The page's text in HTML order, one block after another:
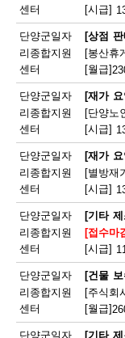
센터
[시급]
단양군일자
리종합지원
센터
[봉산휴게쉼터] 봉산휴게쉼터 판매원
[월급] 230
단양군일자
리종합지원
센터
[단양노인재가복지센터] 단양노인재가복지센터 방문요양 요양선
[시급]
단양군일자
리종합지원
센터
[별방재가노인복지센터] 별방재가요양복지센터 재가요양
[시급]
단양군일자
리종합지원
센터
[접수마
[시급] 11,165원
단양군일자
리종합지원
센터
[주식회사국원] 단양두진아파트 영선기
[월급] 260
단양군일자